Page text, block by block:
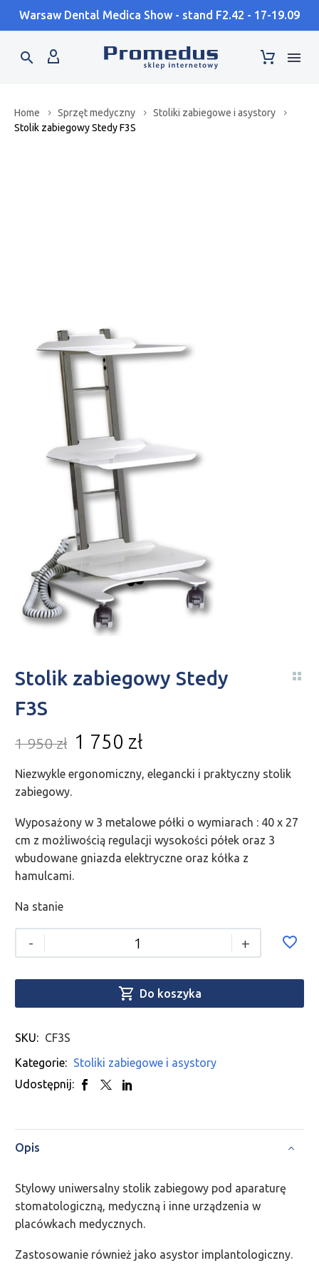
Warsaw Dental Medica Show - stand F2.42 - 17-19.09
Home Sprzęt medyczny
Stoliki zabiegowe i asystory
Stolik zabiegowy Stedy F3S
Stolik zabiegowy Stedy
F3S
1 950zł 1 750 zł
Niezwykle ergonomiczny, elegancki i praktyczny stolik
zabiegowy.
Wyposażony w 3 metalowe półki o wymiarach : 40 x 27
cm z możliwością regulacji wysokości półek oraz 3
wbudowane gniazda elektryczne oraz kółka z
hamulcami.
Na stanie
- +
 Do koszyka
SKU: CF3S
Kategorie: Stoliki zabiegowe i asystory
Udostępnij:
Opis
Stylowy uniwersalny stolik zabiegowy pod aparaturę
stomatologiczną, medyczną i inne urządzenia w
placówkach medycznych.
Zastosowanie również jako asystor implantologiczny.